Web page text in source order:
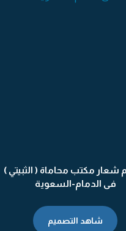
شعار مكتب محاماة ( الثبيتي )
فى الدمام-السعوية
شاهد التصميم